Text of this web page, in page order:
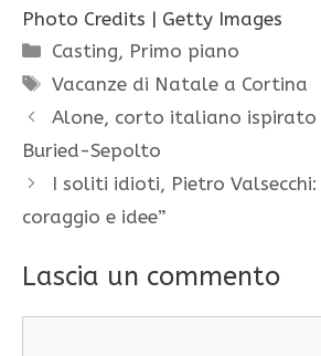
Photo Credits | Getty Images
Categorie
Casting, Primo piano
Tag
Vacanze di Natale a Cortina
Alone, corto italiano
Buried-Sepolto
I soliti idioti, Pietro Valsecchi:
coraggio e idee”
Lascia un commento